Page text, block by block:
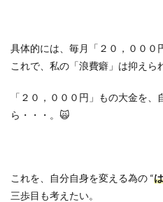
具体的には、毎月「２０，０００
これで、私の「浪費癖」は抑えら
「２０，０００円」もの大金を
ら・・・。🙀
これを、自分自身を変える為の “
三歩目も考えたい。